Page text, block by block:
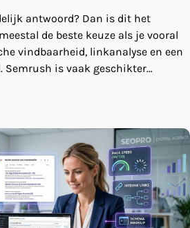
antwoord? Dan is dit het
de beste keuze als je vooral
vindbaarheid, linkanalyse en een
Semrush is vaak geschikter…